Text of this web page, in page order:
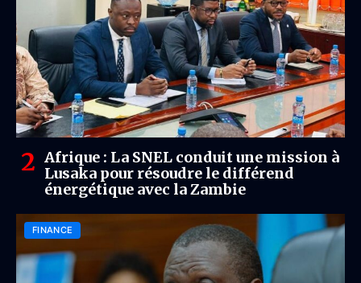
Afrique : La SNEL conduit une mission à
Lusaka pour résoudre le différend
énergétique avec la Zambie
FINANCE